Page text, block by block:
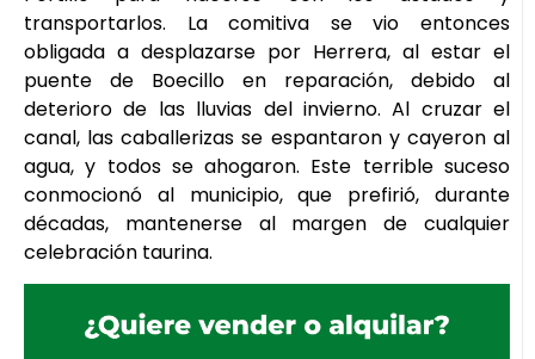
transportarlos. La comitiva se vio entonces
obligada a desplazarse por Herrera, al estar el
puente de Boecillo en reparación, debido al
deterioro de las lluvias del invierno. Al cruzar el
canal, las caballerizas se espantaron y cayeron al
agua, y todos se ahogaron. Este terrible suceso
conmocionó al municipio, que prefirió, durante
décadas, mantenerse al margen de cualquier
celebración taurina.